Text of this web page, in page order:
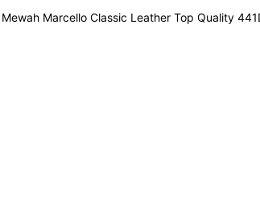
Marcello Classic Leather Top Quality